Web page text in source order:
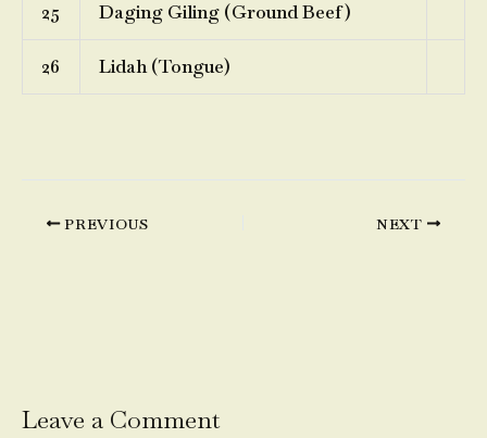
25 Daging Giling (Ground Beef)
26 Lidah (Tongue)
PREVIOUS NEXT
Leave a Comment